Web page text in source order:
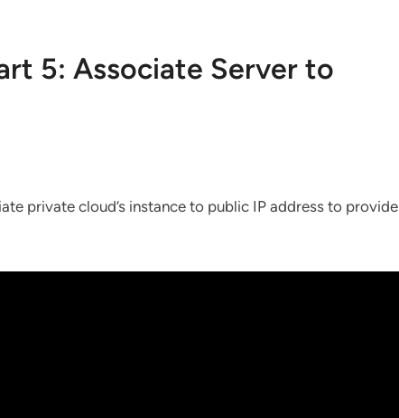
5: Associate Server to
private cloud’s instance to public IP address to provide